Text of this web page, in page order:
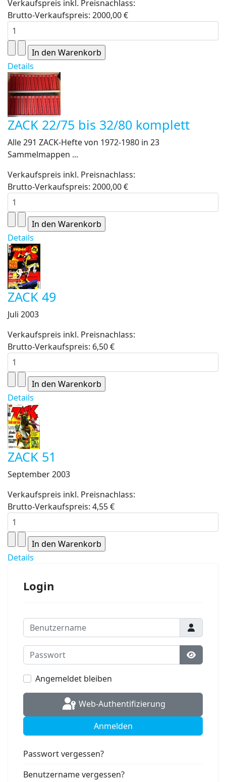
Verkaufspreis inkl. Preisnachlass:
Brutto-Verkaufspreis: 2000,00 €
Details
ZACK 22/75 bis 32/80 komplett
Alle 291 ZACK-Hefte von 1972-1980 in 23
Sammelmappen ...
Verkaufspreis inkl. Preisnachlass:
Brutto-Verkaufspreis: 2000,00 €
Details
ZACK 49
Juli 2003
Verkaufspreis inkl. Preisnachlass:
Brutto-Verkaufspreis: 6,50 €
Details
ZACK 51
September 2003
Verkaufspreis inkl. Preisnachlass:
Brutto-Verkaufspreis: 4,55 €
Details
Login
Benutzername
Passwort
Angemeldet bleiben
Web-Authentifizierung
Anmelden
Passwort vergessen?
Benutzername vergessen?